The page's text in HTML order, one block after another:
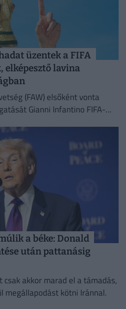
üzentek a FIFA
lavina
(FAW) elsőként vonta
Gianni Infantino FIFA-
a béke: Donald
után pattanásig
akkor marad el a támadás,
megállapodást kötni Iránnal.